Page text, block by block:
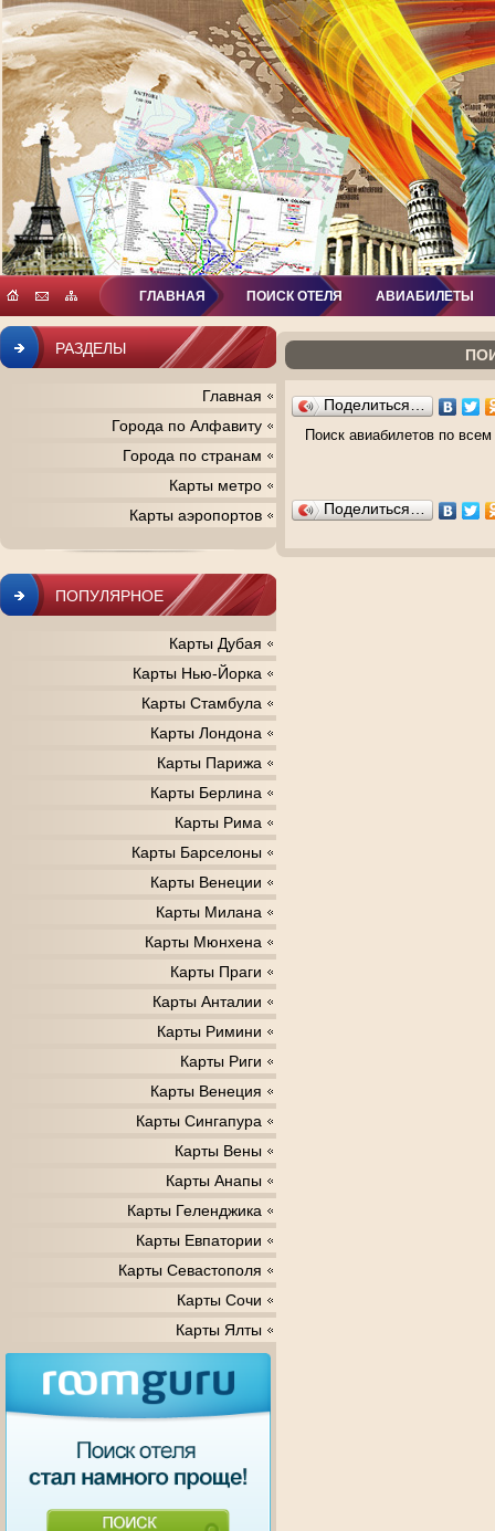
Поделиться…
Поиск авиабилетов по
Поделиться…
РАЗДЕЛЫ
Главная
Города по Алфавиту
Города по странам
Карты метро
Карты аэропортов
ПОПУЛЯРНОЕ
Карты Дубая
Карты Нью-Йорка
Карты Стамбула
Карты Лондона
Карты Парижа
Карты Берлина
Карты Рима
Карты Барселоны
Карты Венеции
Карты Милана
Карты Мюнхена
Карты Праги
Карты Анталии
Карты Римини
Карты Риги
Карты Венеция
Карты Сингапура
Карты Вены
Карты Анапы
Карты Геленджика
Карты Евпатории
Карты Севастополя
Карты Сочи
Карты Ялты
ГЛАВНАЯ ПОИСК ОТЕЛЯ АВИАБИЛЕТЫ